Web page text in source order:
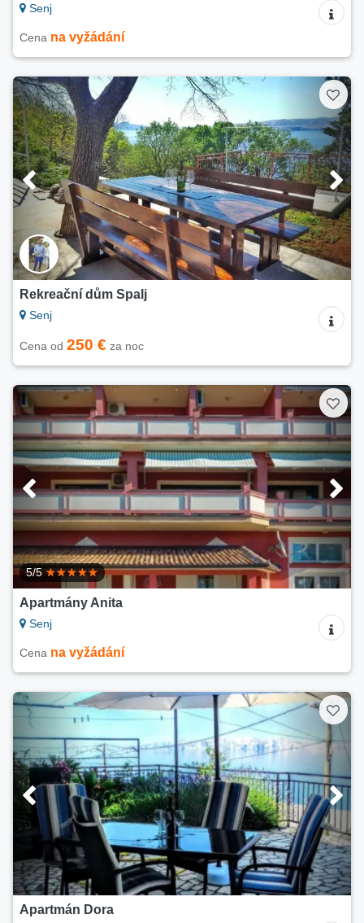
Senj
Cena na vyžádání
Rekreační dům Spalj
Senj
Cena od 250 € za noc
5/5
Apartmány Anita
Senj
Cena na vyžádání
Apartmán Dora